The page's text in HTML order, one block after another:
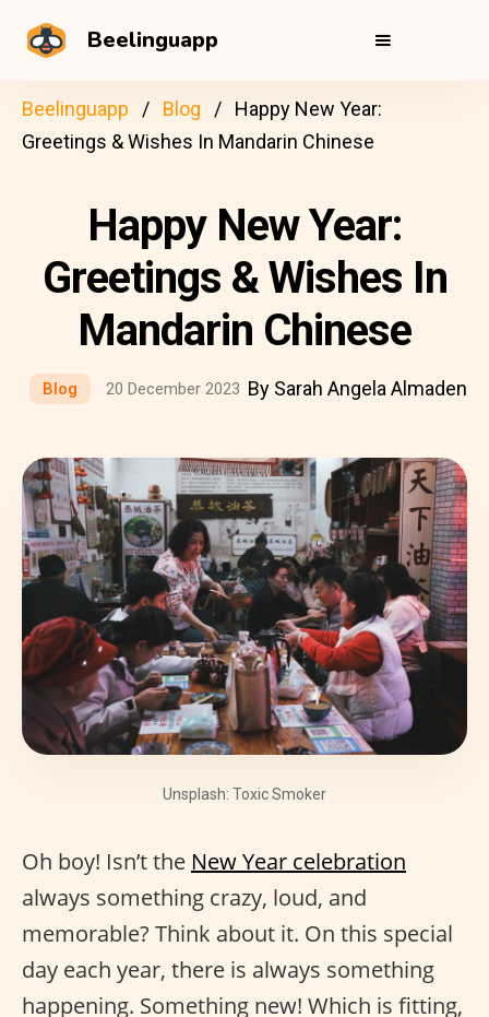
Beelinguapp
Beelinguapp Blog
Happy New Year:
Greetings & Wishes In Mandarin Chinese
Happy New Year:
Greetings & Wishes In
Mandarin Chinese
Blog 20 December 2023 By Sarah Angela Almaden
Unsplash: Toxic Smoker
Oh boy! Isn’t the New Year celebration
always something crazy, loud, and
memorable? Think about it. On this special
day each year, there is always something
happening. Something new! Which is fitting,